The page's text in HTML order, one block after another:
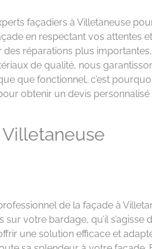
façadiers à Villetaneuse
en respectant vos attentes
des réparations plus
de qualité, nous
que fonctionnel, c’est
obtenir un devis
de la façade à
votre bardage, qu’il
une solution efficace et